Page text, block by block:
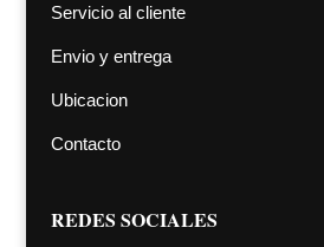
Servicio al cliente
Envio y entrega
Ubicacion
Contacto
REDES SOCIALES